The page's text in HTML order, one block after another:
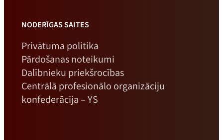
NODERĪGAS SAITES
Privātuma politika
Pārdošanas noteikumi
Dalībnieku priekšrocības
Centrālā profesionālo organizāciju
konfederācija – YS